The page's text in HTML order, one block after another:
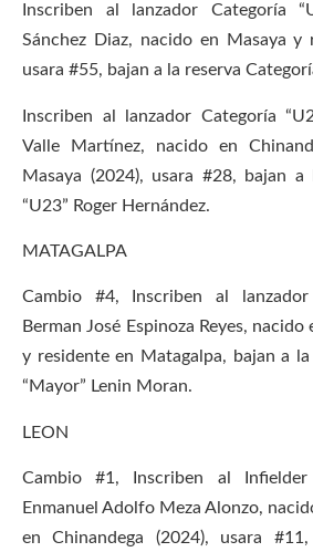
Inscriben al lanzador Categoría
Sánchez Diaz, nacido en Masaya y
usara #55, bajan a la reserva
Inscriben al lanzador Categoría
Valle Martínez, nacido en
Masaya (2024), usara #28, bajan a
“U23” Roger Hernández.
MATAGALPA
Cambio #4, Inscriben al lanzador
Berman José Espinoza Reyes, nacido
y residente en Matagalpa, bajan a
“Mayor” Lenin Moran.
LEON
Cambio #1, Inscriben al Infielder
Enmanuel Adolfo Meza Alonzo,
en Chinandega (2024), usara